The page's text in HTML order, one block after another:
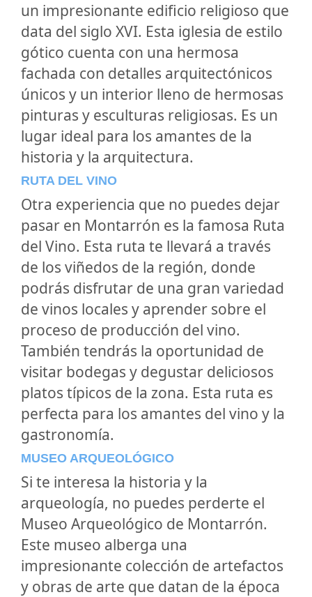
un impresionante edificio religioso que
data del siglo XVI. Esta iglesia de estilo
gótico cuenta con una hermosa
fachada con detalles arquitectónicos
únicos y un interior lleno de hermosas
pinturas y esculturas religiosas. Es un
lugar ideal para los amantes de la
historia y la arquitectura.
RUTA DEL VINO
Otra experiencia que no puedes dejar
pasar en Montarrón es la famosa Ruta
del Vino. Esta ruta te llevará a través
de los viñedos de la región, donde
podrás disfrutar de una gran variedad
de vinos locales y aprender sobre el
proceso de producción del vino.
También tendrás la oportunidad de
visitar bodegas y degustar deliciosos
platos típicos de la zona. Esta ruta es
perfecta para los amantes del vino y la
gastronomía.
MUSEO ARQUEOLÓGICO
Si te interesa la historia y la
arqueología, no puedes perderte el
Museo Arqueológico de Montarrón.
Este museo alberga una
impresionante colección de artefactos
y obras de arte que datan de la época